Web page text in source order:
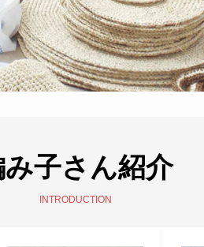
子さん紹介
INTRODUCTION